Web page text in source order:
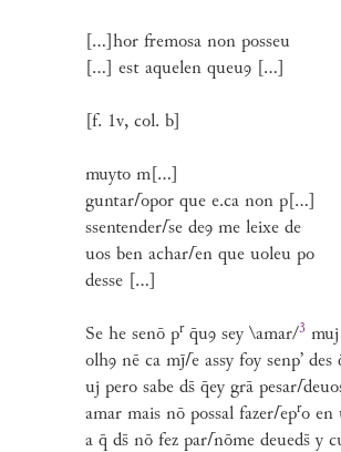
[...]hor fremosa non posseu
[...] est aquelen queuꝯ [...]
[f. 1v, col. b]
muyto m[...]
guntar⌈opor que e.ca non p[...]
ssentender⌈se deꝯ me leixe de
uos ben achar⌈en que uoleu po
desse [...]
Se he senō pr q̄uꝯ sey \amar/3 muj
olhꝯ nē ca mj̄⌈e assy foy senp’ des
uj pero sabe ds̄ q̄ey grā pesar⌈
amar mais nō possal fazer⌈epro en
a q̄ ds̄ nō fez par⌈nōme deueds̄ y